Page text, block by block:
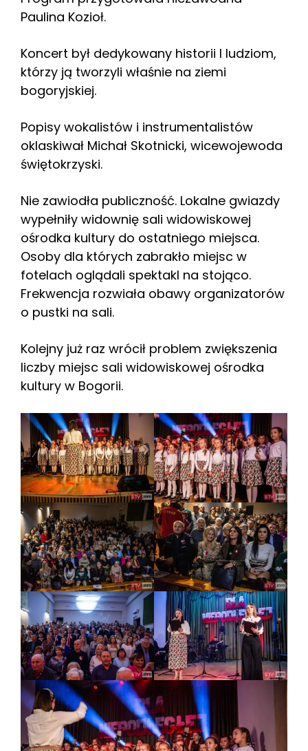
Paulina Kozioł.
Koncert był dedykowany historii l ludziom,
którzy ją tworzyli właśnie na ziemi
bogoryjskiej.
Popisy wokalistów i instrumentalistów
oklaskiwał Michał Skotnicki, wicewojewoda
świętokrzyski.
Nie zawiodła publiczność. Lokalne gwiazdy
wypełniły widownię sali widowiskowej
ośrodka kultury do ostatniego miejsca.
Osoby dla których zabrakło miejsc w
fotelach oglądali spektakl na stojąco.
Frekwencja rozwiała obawy organizatorów
o pustki na sali.
Kolejny już raz wrócił problem zwiększenia
liczby miejsc sali widowiskowej ośrodka
kultury w Bogorii.